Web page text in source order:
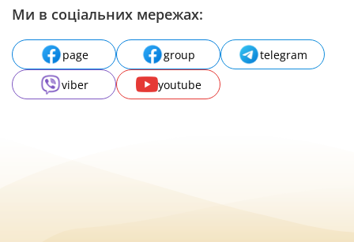
Ми в соціальних мережах:
page group
telegram
viber
youtube